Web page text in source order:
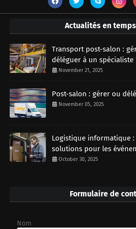
Actualités en
Transport post-salon :
déléguer à un spécialiste
November 21, 2025
Post-salon : gérer ou
November 05, 2025
Logistique informatique
solutions pour les
October 30, 2025
Formulaire de
Nom